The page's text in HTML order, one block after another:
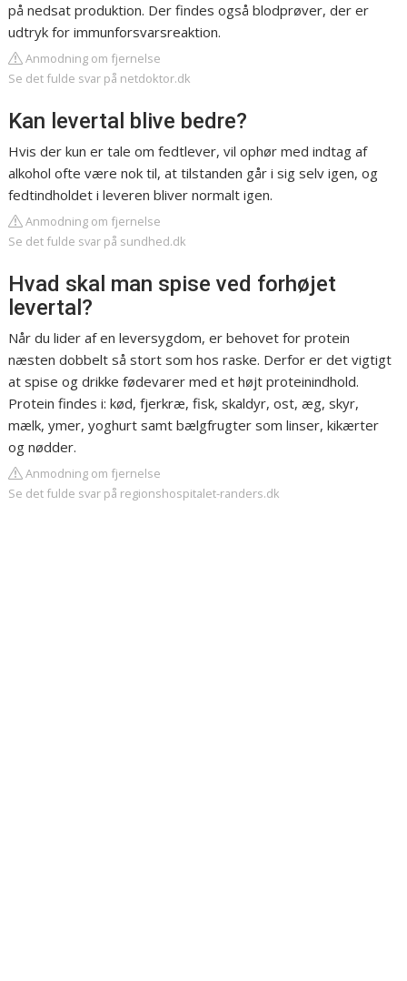
på nedsat produktion. Der findes også blodprøver, der er
udtryk for immunforsvarsreaktion.
Anmodning om fjernelse
Se det fulde svar på netdoktor.dk
Kan levertal blive bedre?
Hvis der kun er tale om fedtlever, vil ophør med indtag af
alkohol ofte være nok til, at tilstanden går i sig selv igen, og
fedtindholdet i leveren bliver normalt igen.
Anmodning om fjernelse
Se det fulde svar på sundhed.dk
Hvad skal man spise ved forhøjet
levertal?
Når du lider af en leversygdom, er behovet for protein
næsten dobbelt så stort som hos raske. Derfor er det vigtigt
at spise og drikke fødevarer med et højt proteinindhold.
Protein findes i: kød, fjerkræ, fisk, skaldyr, ost, æg, skyr,
mælk, ymer, yoghurt samt bælgfrugter som linser, kikærter
og nødder.
Anmodning om fjernelse
Se det fulde svar på regionshospitalet-randers.dk